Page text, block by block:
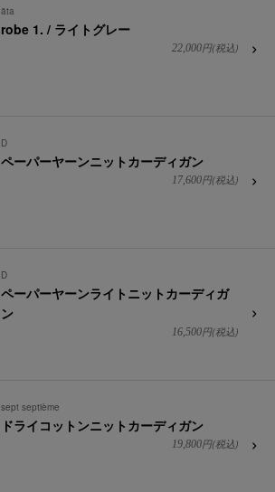
āta
robe 1. / ライトグレー
22,000円(税込)
D
ペーパーヤーンニットカーディガン
17,600円(税込)
D
ペーパーヤーンライトニットカーディガ
ン
16,500円(税込)
sept septième
ドライコットンニットカーディガン
19,800円(税込)